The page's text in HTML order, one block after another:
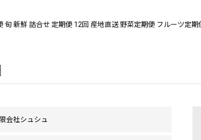
旬 新鮮 詰合せ 定期便 12回 産地直送 野菜定期便 フルーツ定
会社シュシュ